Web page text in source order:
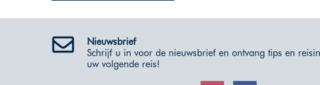
Nieuwsbrief
Schrijf u in voor de nieuwsbrief en ontvang tips en
uw volgende reis!